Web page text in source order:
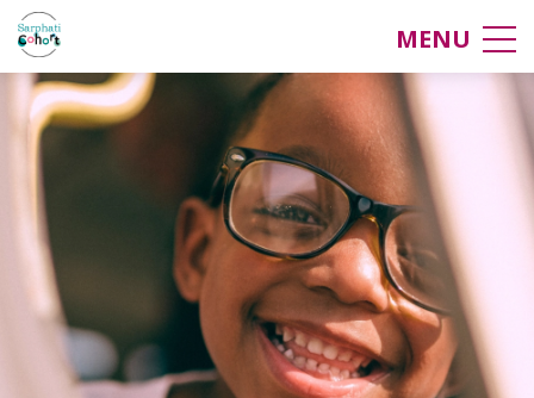
Onderzoekers MENU